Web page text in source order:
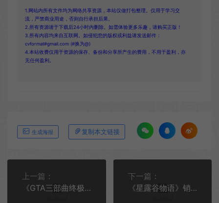
1.网站内所有文件均为网络共享资源，本站仅做打包整理。仅用于学习交
流，严禁商业用途，否则自行承担后果。
2.所有资源请于下载后24小时内删除。如需体验更多乐趣，请购买正版！
3.所有内容均来自互联网。如侵犯您的版权或利益请发送邮件：
cvformat#gmail.com (#换为@)
4.本站收费仅用于资源的保存、备份和分享所产生的费用，不用于盈利，亦
无任何盈利。
生成海报 复制本文链接
上一篇：
《GTA三部曲终极版》开发商正开发未公布游戏 可能是《GTA4》复刻
下一篇：
《星露谷物语》销量已超4100万份 依然保持热度